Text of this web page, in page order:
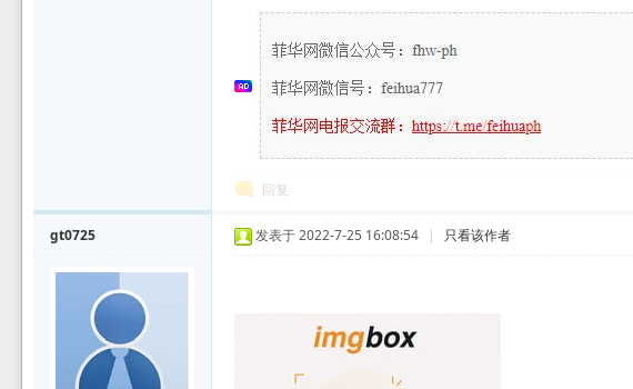
回复
gt0725 发表于 2022-7-25 16:08:54 | 只看该作者